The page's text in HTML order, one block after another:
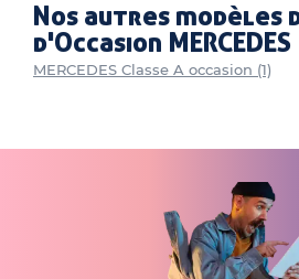
Nos autres modèles
d'Occasion MERCEDES
MERCEDES Classe A occasion (1)